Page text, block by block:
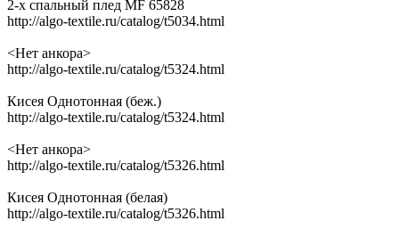
2-х спальный плед MF 65828
http://algo-textile.ru/catalog/t5034.html
<Нет анкора>
http://algo-textile.ru/catalog/t5324.html
Кисея Однотонная (беж.)
http://algo-textile.ru/catalog/t5324.html
<Нет анкора>
http://algo-textile.ru/catalog/t5326.html
Кисея Однотонная (белая)
http://algo-textile.ru/catalog/t5326.html